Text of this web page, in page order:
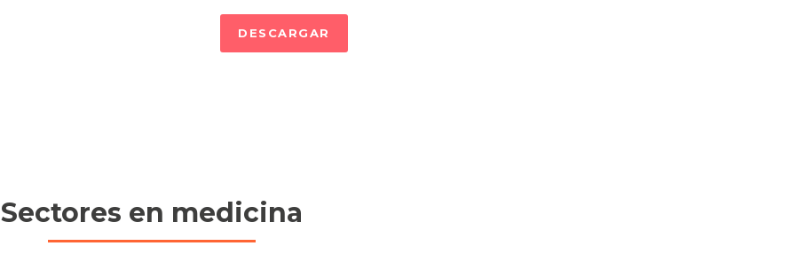
Sectores en medicina